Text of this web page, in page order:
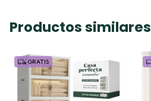
Productos similares
GRATIS